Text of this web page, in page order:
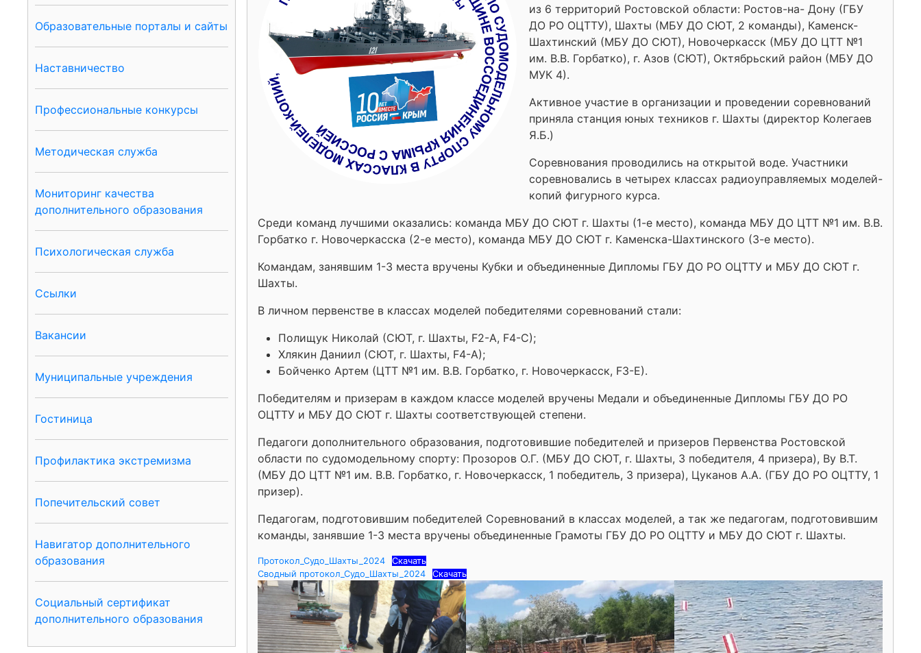
Образовательные порталы и сайты
Наставничество
Профессиональные конкурсы
Методическая служба
Мониторинг качества
дополнительного образования
Психологическая служба
Ссылки
Вакансии
Муниципальные учреждения
Гостиница
Профилактика экстремизма
Попечительский совет
Навигатор дополнительного
образования
Социальный сертификат
дополнительного образования
из 6 территорий Ростовской области: Ростов-на- Дону (ГБУ
ДО РО ОЦТТУ), Шахты (МБУ ДО СЮТ, 2 команды), Каменск-
Шахтинский (МБУ ДО СЮТ), Новочеркасск (МБУ ДО ЦТТ №1
им. В.В. Горбатко), г. Азов (СЮТ), Октябрьский район (МБУ ДО
МУК 4).
Активное участие в организации и проведении соревнований
приняла станция юных техников г. Шахты (директор Колегаев
Я.Б.)
Соревнования проводились на открытой воде. Участники
соревновались в четырех классах радиоуправляемых моделей-
копий фигурного курса.
Среди команд лучшими оказались: команда МБУ ДО СЮТ г. Шахты (1-е место), команда МБУ ДО ЦТТ №1 им. В.В.
Горбатко г. Новочеркасска (2-е место), команда МБУ ДО СЮТ г. Каменска-Шахтинского (3-е место).
Командам, занявшим 1-3 места вручены Кубки и объединенные Дипломы ГБУ ДО РО ОЦТТУ и МБУ ДО СЮТ г.
Шахты.
В личном первенстве в классах моделей победителями соревнований стали:
Полищук Николай (СЮТ, г. Шахты, F2-А, F4-С);
Хлякин Даниил (СЮТ, г. Шахты, F4-А);
Бойченко Артем (ЦТТ №1 им. В.В. Горбатко, г. Новочеркасск, F3-Е).
Победителям и призерам в каждом классе моделей вручены Медали и объединенные Дипломы ГБУ ДО РО
ОЦТТУ и МБУ ДО СЮТ г. Шахты соответствующей степени.
Педагоги дополнительного образования, подготовившие победителей и призеров Первенства Ростовской
области по судомодельному спорту: Прозоров О.Г. (МБУ ДО СЮТ, г. Шахты, 3 победителя, 4 призера), Ву В.Т.
(МБУ ДО ЦТТ №1 им. В.В. Горбатко, г. Новочеркасск, 1 победитель, 3 призера), Цуканов А.А. (ГБУ ДО РО ОЦТТУ, 1
призер).
Педагогам, подготовившим победителей Соревнований в классах моделей, а так же педагогам, подготовившим
команды, занявшие 1-3 места вручены объединенные Грамоты ГБУ ДО РО ОЦТТУ и МБУ ДО СЮТ г. Шахты.
Протокол_Судо_Шахты_2024
Скачать
Сводный протокол_Судо_Шахты_2024
Скачать